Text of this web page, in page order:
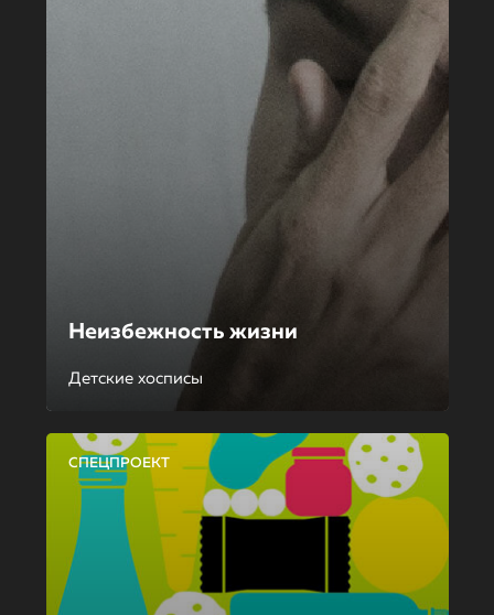
Неизбежность жизни
Детские хосписы
СПЕЦПРОЕКТ